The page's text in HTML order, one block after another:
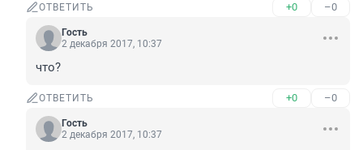
ОТВЕТИТЬ +0 –0
Гость
2 декабря 2017, 10:37
что?
ОТВЕТИТЬ +0 –0
Гость
2 декабря 2017, 10:37